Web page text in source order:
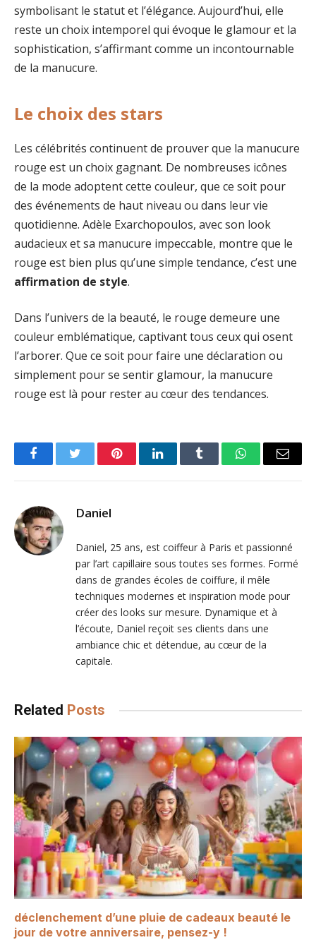
symbolisant le statut et l’élégance. Aujourd’hui, elle
reste un choix intemporel qui évoque le glamour et la
sophistication, s’affirmant comme un incontournable
de la manucure.
Le choix des stars
Les célébrités continuent de prouver que la manucure
rouge est un choix gagnant. De nombreuses icônes
de la mode adoptent cette couleur, que ce soit pour
des événements de haut niveau ou dans leur vie
quotidienne. Adèle Exarchopoulos, avec son look
audacieux et sa manucure impeccable, montre que le
rouge est bien plus qu’une simple tendance, c’est une
affirmation de style.
Dans l’univers de la beauté, le rouge demeure une
couleur emblématique, captivant tous ceux qui osent
l’arborer. Que ce soit pour faire une déclaration ou
simplement pour se sentir glamour, la manucure
rouge est là pour rester au cœur des tendances.
FacebookTwitter PinterestLinkedInTumblr WhatsAppEmail
Daniel
Daniel, 25 ans, est coiffeur à Paris et passionné
par l’art capillaire sous toutes ses formes. Formé
dans de grandes écoles de coiffure, il mêle
techniques modernes et inspiration mode pour
créer des looks sur mesure. Dynamique et à
l’écoute, Daniel reçoit ses clients dans une
ambiance chic et détendue, au cœur de la
capitale.
Related Posts
déclenchement d’une pluie de cadeaux beauté le
jour de votre anniversaire, pensez-y !